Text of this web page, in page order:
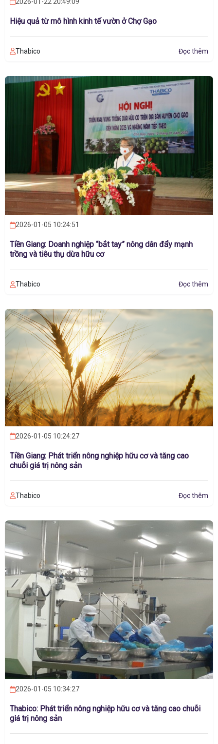
Hiệu quả từ mô hình kinh tế vườn ở Chợ Gạo
Thabico Đọc thêm
2026-01-05 10:24:51
Tiền Giang: Doanh nghiệp “bắt tay” nông dân đẩy mạnh
trồng và tiêu thụ dừa hữu cơ
Thabico Đọc thêm
2026-01-05 10:24:27
Tiền Giang: Phát triển nông nghiệp hữu cơ và tăng cao
chuỗi giá trị nông sản
Thabico Đọc thêm
2026-01-05 10:34:27
Thabico: Phát triển nông nghiệp hữu cơ và tăng cao chuỗi
giá trị nông sản